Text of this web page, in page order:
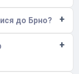
до Брно?